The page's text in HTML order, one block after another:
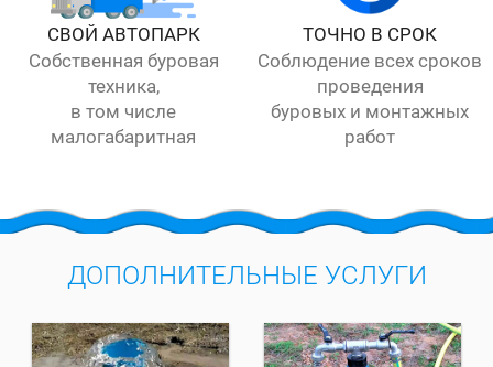
СВОЙ АВТОПАРК
Собственная буровая
техника,
в том числе
малогабаритная
ТОЧНО В СРОК
Соблюдение всех сроков
проведения
буровых и монтажных
работ
ДОПОЛНИТЕЛЬНЫЕ УСЛУГИ